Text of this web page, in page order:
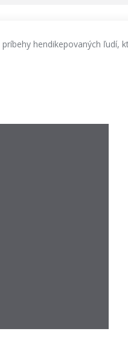
hendikepovaných ľudí,